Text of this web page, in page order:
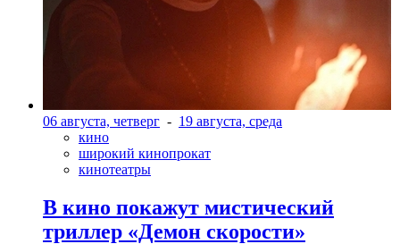
06 августа, четверг - 19 августа, среда
кино
широкий кинопрокат
кинотеатры
В кино покажут мистический
триллер «Демон скорости»